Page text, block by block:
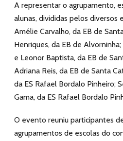
A representar o agrupamento,
alunas, divididas pelos diversos
Amélie Carvalho, da EB de
Henriques, da EB de
e Leonor Baptista, da EB de
Adriana Reis, da EB de Santa
da ES Rafael Bordalo Pinheiro;
Gama, da ES Rafael Bordalo
O evento reuniu participantes
agrupamentos de escolas do